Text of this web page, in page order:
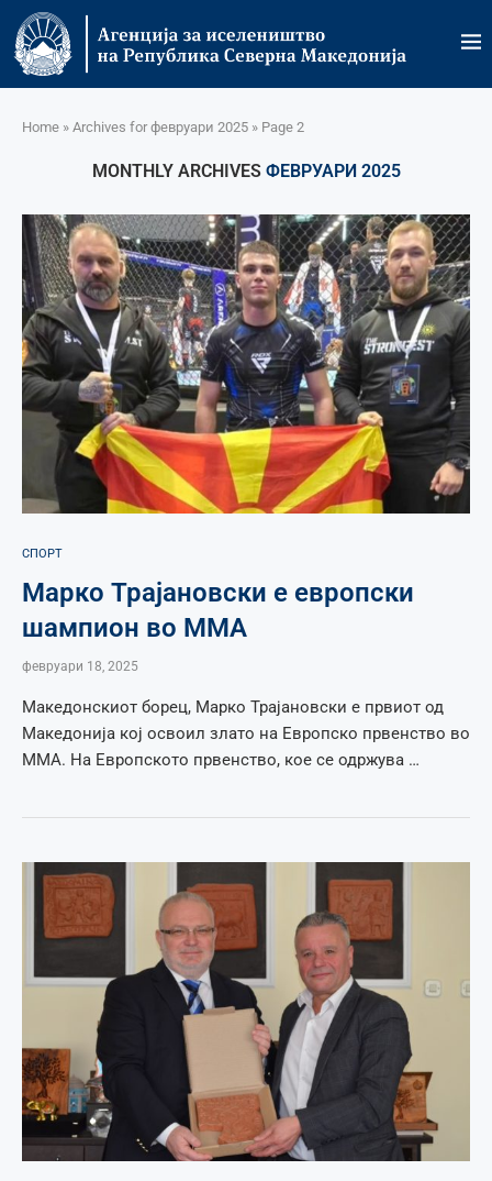
Home » Archives for февруари 2025 » Page 2
MONTHLY ARCHIVES ФЕВРУАРИ 2025
СПОРТ
Марко Трајановски е европски
шампион во ММА
февруари 18, 2025
Македонскиот борец, Марко Трајановски е првиот од
Македонија кој освоил злато на Европско првенство во
ММА. На Европското првенство, кое се одржува …